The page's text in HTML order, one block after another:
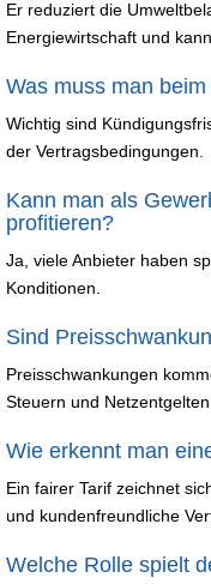
Er reduziert die
Energiewirtschaft und
Was muss man
Wichtig sind
der Vertragsbedingungen.
Kann man als
profitieren?
Ja, viele Anbieter haben
Konditionen.
Sind
Preisschwankungen
Steuern und Netzentgelten.
Wie erkennt man
Ein fairer Tarif zeichnet
und kundenfreundliche
Welche Rolle spielt